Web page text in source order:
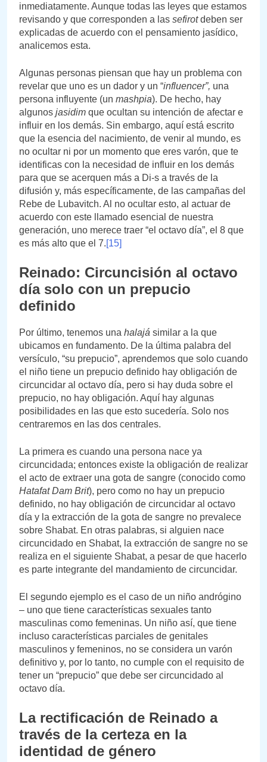
inmediatamente. Aunque todas las leyes que estamos
revisando y que corresponden a las sefirotdeben ser
explicadas de acuerdo con el pensamiento jasídico,
analicemos esta.
Algunas personas piensan que hay un problema con
revelar que uno es un dador y un “influencer”, una
persona influyente (un mashpia). De hecho, hay
algunos jasidim que ocultan su intención de afectar e
influir en los demás. Sin embargo, aquí está escrito
que la esencia del nacimiento, de venir al mundo, es
no ocultar ni por un momento que eres varón, que te
identificas con la necesidad de influir en los demás
para que se acerquen más a Di-s a través de la
difusión y, más específicamente, de las campañas del
Rebe de Lubavitch. Al no ocultar esto, al actuar de
acuerdo con este llamado esencial de nuestra
generación, uno merece traer “el octavo día”, el 8 que
es más alto que el 7.[15]
Reinado: Circuncisión al octavo
día solo con un prepucio
definido
Por último, tenemos una halajá similar a la que
ubicamos en fundamento. De la última palabra del
versículo, “su prepucio”, aprendemos que solo cuando
el niño tiene un prepucio definido hay obligación de
circuncidar al octavo día, pero si hay duda sobre el
prepucio, no hay obligación. Aquí hay algunas
posibilidades en las que esto sucedería. Solo nos
centraremos en las dos centrales.
La primera es cuando una persona nace ya
circuncidada; entonces existe la obligación de realizar
el acto de extraer una gota de sangre (conocido como
Hatafat Dam Brit), pero como no hay un prepucio
definido, no hay obligación de circuncidar al octavo
día y la extracción de la gota de sangre no prevalece
sobre Shabat. En otras palabras, si alguien nace
circuncidado en Shabat, la extracción de sangre no se
realiza en el siguiente Shabat, a pesar de que hacerlo
es parte integrante del mandamiento de circuncidar.
El segundo ejemplo es el caso de un niño andrógino
– uno que tiene características sexuales tanto
masculinas como femeninas. Un niño así, que tiene
incluso características parciales de genitales
masculinos y femeninos, no se considera un varón
definitivo y, por lo tanto, no cumple con el requisito de
tener un “prepucio” que debe ser circuncidado al
octavo día.
La rectificación de Reinado a
través de la certeza en la
identidad de género